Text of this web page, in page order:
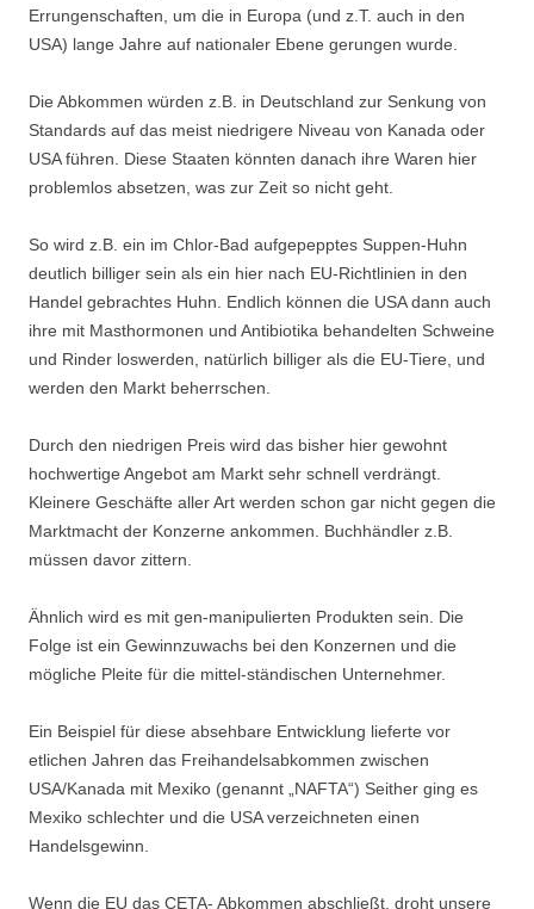
Errungenschaften, um die in Europa (und z.T. auch in den
USA) lange Jahre auf nationaler Ebene gerungen wurde.
Die Abkommen würden z.B. in Deutschland zur Senkung von
Standards auf das meist niedrigere Niveau von Kanada oder
USA führen. Diese Staaten könnten danach ihre Waren hier
problemlos absetzen, was zur Zeit so nicht geht.
So wird z.B. ein im Chlor-Bad aufgepepptes Suppen-Huhn
deutlich billiger sein als ein hier nach EU-Richtlinien in den
Handel gebrachtes Huhn. Endlich können die USA dann auch
ihre mit Masthormonen und Antibiotika behandelten Schweine
und Rinder loswerden, natürlich billiger als die EU-Tiere, und
werden den Markt beherrschen.
Durch den niedrigen Preis wird das bisher hier gewohnt
hochwertige Angebot am Markt sehr schnell verdrängt.
Kleinere Geschäfte aller Art werden schon gar nicht gegen die
Marktmacht der Konzerne ankommen. Buchhändler z.B.
müssen davor zittern.
Ähnlich wird es mit gen-manipulierten Produkten sein. Die
Folge ist ein Gewinnzuwachs bei den Konzernen und die
mögliche Pleite für die mittel-ständischen Unternehmer.
Ein Beispiel für diese absehbare Entwicklung lieferte vor
etlichen Jahren das Freihandelsabkommen zwischen
USA/Kanada mit Mexiko (genannt „NAFTA“) Seither ging es
Mexiko schlechter und die USA verzeichneten einen
Handelsgewinn.
Wenn die EU das CETA- Abkommen abschließt, droht unsere